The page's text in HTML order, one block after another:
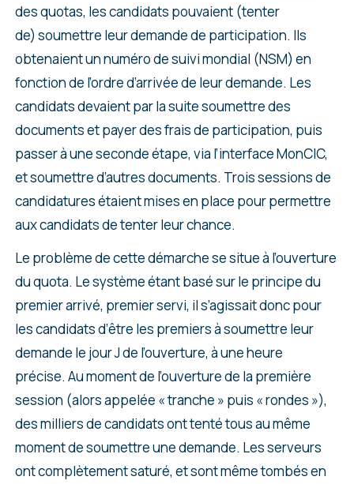
des quotas, les candidats pouvaient (tenter
de) soumettre leur demande de participation. Ils
obtenaient un numéro de suivi mondial (NSM) en
fonction de l’ordre d’arrivée de leur demande. Les
candidats devaient par la suite soumettre des
documents et payer des frais de participation, puis
passer à une seconde étape, via l’interface MonCIC,
et soumettre d’autres documents. Trois sessions de
candidatures étaient mises en place pour permettre
aux candidats de tenter leur chance.
Le problème de cette démarche se situe à l’ouverture
du quota. Le système étant basé sur le principe du
premier arrivé, premier servi, il s’agissait donc pour
les candidats d’être les premiers à soumettre leur
demande le jour J de l’ouverture, à une heure
précise. Au moment de l’ouverture de la première
session (alors appelée « tranche » puis « rondes »),
des milliers de candidats ont tenté tous au même
moment de soumettre une demande. Les serveurs
ont complètement saturé, et sont même tombés en